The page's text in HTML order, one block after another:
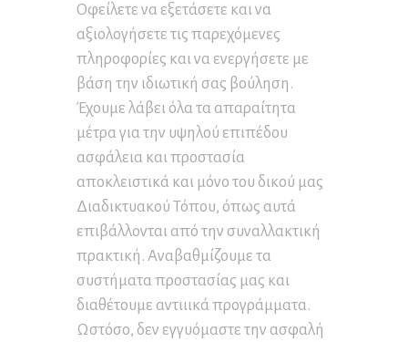
Οφείλετε να εξετάσετε και να
αξιολογήσετε τις παρεχόμενες
πληροφορίες και να ενεργήσετε με
βάση την ιδιωτική σας βούληση.
Έχουμε λάβει όλα τα απαραίτητα
μέτρα για την υψηλού επιπέδου
ασφάλεια και προστασία
αποκλειστικά και μόνο του δικού μας
Διαδικτυακού Τόπου, όπως αυτά
επιβάλλονται από την συναλλακτική
πρακτική. Αναβαθμίζουμε τα
συστήματα προστασίας μας και
διαθέτουμε αντιιικά προγράμματα.
Ωστόσο, δεν εγγυόμαστε την ασφαλή